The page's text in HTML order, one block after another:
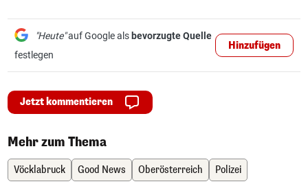
"Heute"auf Google als bevorzugte Quelle
festlegen
Hinzufügen
Jetzt kommentieren
Mehr zum Thema
Vöcklabruck Good News Oberösterreich Polizei